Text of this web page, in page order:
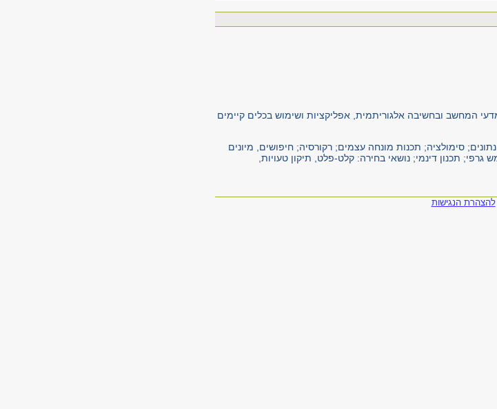
המחשב ובחשיבה אלגוריתמית, אפליקציות ושימוש בכלים קיימים
סימולציה; תכנות מונחה עצמים; רקורסיה; חיפושים, מיונים
תכנון דינמי; נושאי בחירה: קלט-פלט, תיקון טעויות,
להצהרת הנגישות